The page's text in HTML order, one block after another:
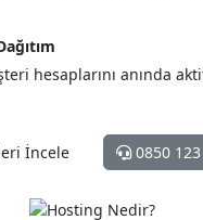
hesaplarını anında
İncele 0850 123